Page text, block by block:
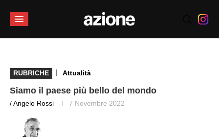
RUBRICHE | Attualità
Siamo il paese più bello del mondo
/ Angelo Rossi 7 Novembre 2022